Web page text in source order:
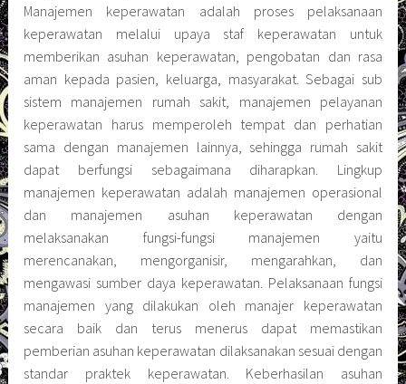
Manajemen keperawatan adalah proses pelaksanaan
keperawatan melalui upaya staf keperawatan untuk
memberikan asuhan keperawatan, pengobatan dan rasa
aman kepada pasien, keluarga, masyarakat. Sebagai sub
sistem manajemen rumah sakit, manajemen pelayanan
keperawatan harus memperoleh tempat dan perhatian
sama dengan manajemen lainnya, sehingga rumah sakit
dapat berfungsi sebagaimana diharapkan. Lingkup
manajemen keperawatan adalah manajemen operasional
dan manajemen asuhan keperawatan dengan
melaksanakan fungsi-fungsi manajemen yaitu
merencanakan, mengorganisir, mengarahkan, dan
mengawasi sumber daya keperawatan. Pelaksanaan fungsi
manajemen yang dilakukan oleh manajer keperawatan
secara baik dan terus menerus dapat memastikan
pemberian asuhan keperawatan dilaksanakan sesuai dengan
standar praktek keperawatan. Keberhasilan asuhan